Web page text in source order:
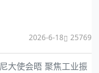
2026-6-18 25769
大使会晤 聚焦工业振